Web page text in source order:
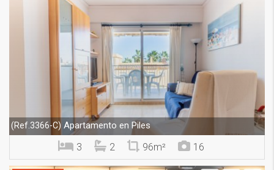
(Ref.3366-C) Apartamento en Piles
3 2 96m² 16